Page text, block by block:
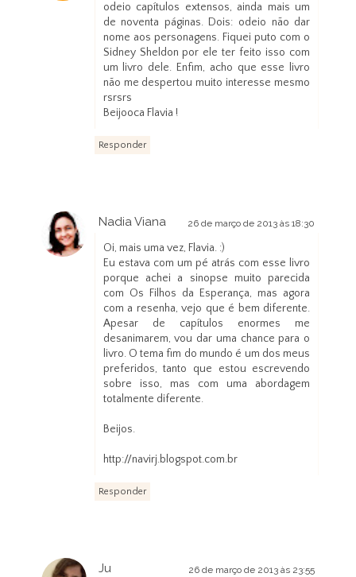
odeio capítulos extensos, ainda mais um
de noventa páginas. Dois: odeio não dar
nome aos personagens. Fiquei puto com o
Sidney Sheldon por ele ter feito isso com
um livro dele. Enfim, acho que esse livro
não me despertou muito interesse mesmo
rsrsrs
Beijooca Flavia !
Responder
Nadia Viana 26 de março de 2013 às 18:30
Oi, mais uma vez, Flavia. :)
Eu estava com um pé atrás com esse livro
porque achei a sinopse muito parecida
com Os Filhos da Esperança, mas agora
com a resenha, vejo que é bem diferente.
Apesar de capítulos enormes me
desanimarem, vou dar uma chance para o
livro. O tema fim do mundo é um dos meus
preferidos, tanto que estou escrevendo
sobre isso, mas com uma abordagem
totalmente diferente.
Beijos.
http://navirj.blogspot.com.br
Responder
Ju 26 de março de 2013 às 23:55